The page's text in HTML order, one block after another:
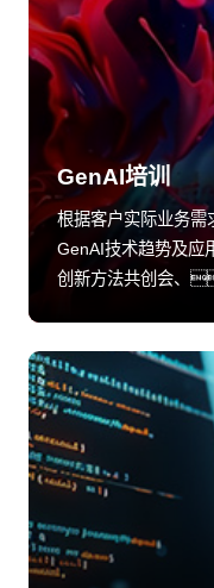
GenAI培训
根据客户实际业务
GenAI技术趋势及
创新方法共创会、